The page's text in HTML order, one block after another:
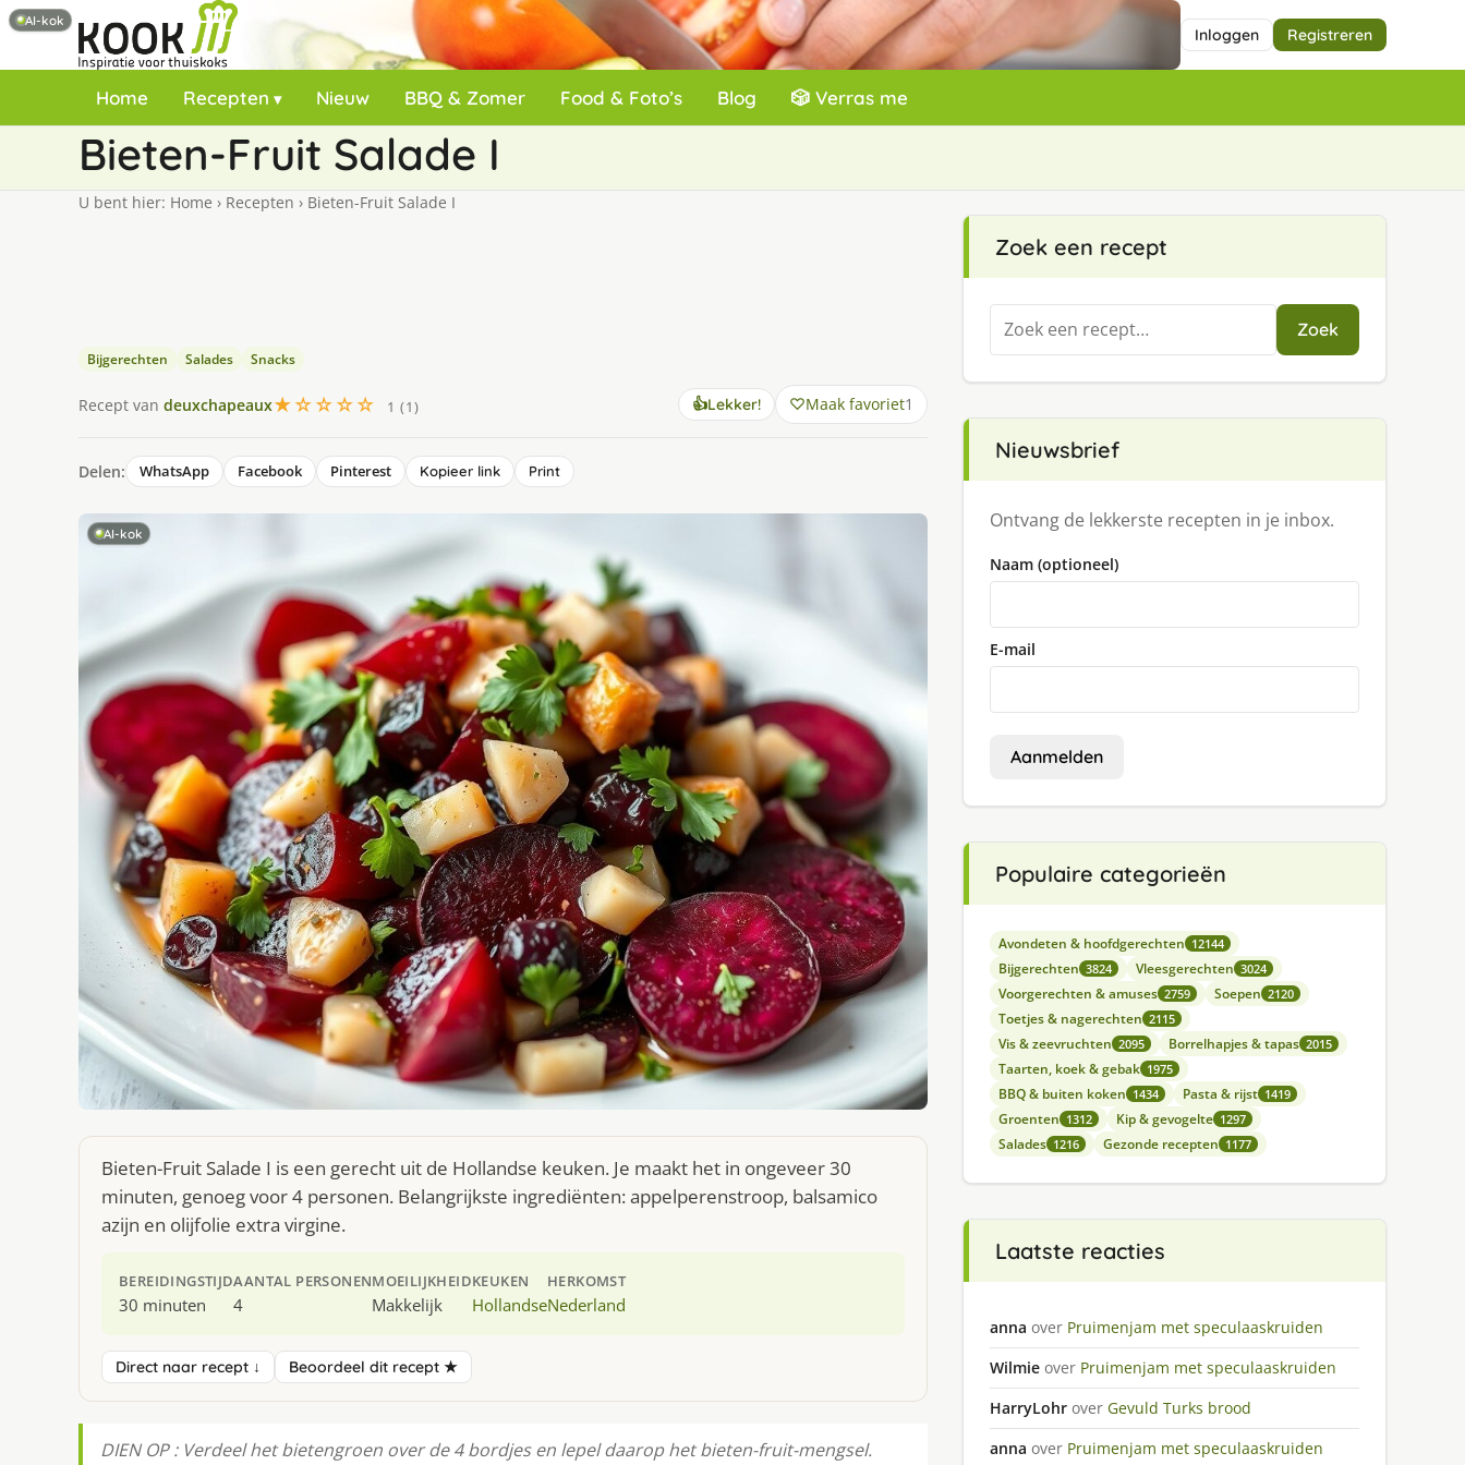
Inloggen Registreren
Home Recepten Nieuw BBQ & Zomer Food & Foto’s Blog 🎲 Verras me
Bieten-Fruit Salade I
U bent hier: Home › Recepten › Bieten-Fruit Salade I
Bijgerechten Salades Snacks
Recept van deuxchapeaux★☆☆☆☆ 1 (1) 👍Lekker! Maak favoriet1
Delen: WhatsApp Facebook Pinterest Kopieer link Print
AI-kok
Bieten-Fruit Salade I is een gerecht uit de Hollandse keuken. Je maakt het in ongeveer 30
minuten, genoeg voor 4 personen. Belangrijkste ingrediënten: appelperenstroop, balsamico
azijn en olijfolie extra virgine.
BEREIDINGSTIJD
30 minuten
AANTAL PERSONEN
4
MOEILIJKHEID
Makkelijk
KEUKEN
Hollandse
HERKOMST
Nederland
Direct naar recept ↓ Beoordeel dit recept ★
DIEN OP : Verdeel het bietengroen over de 4 bordjes en lepel daarop het bieten-fruit-mengsel.
Zoek een recept
Zoeken
naar:
Zoek
Nieuwsbrief
Ontvang de lekkerste recepten in je inbox.
Naam (optioneel)
E-mail
Aanmelden
Populaire categorieën
Avondeten & hoofdgerechten 12144
Bijgerechten 3824 Vleesgerechten 3024
Voorgerechten & amuses 2759 Soepen 2120
Toetjes & nagerechten 2115
Vis & zeevruchten 2095 Borrelhapjes & tapas 2015
Taarten, koek & gebak 1975
BBQ & buiten koken 1434 Pasta & rijst 1419
Groenten 1312 Kip & gevogelte 1297
Salades 1216 Gezonde recepten 1177
Laatste reacties
anna over Pruimenjam met speculaaskruiden
Wilmie over Pruimenjam met speculaaskruiden
HarryLohr over Gevuld Turks brood
anna over Pruimenjam met speculaaskruiden
AI-kok